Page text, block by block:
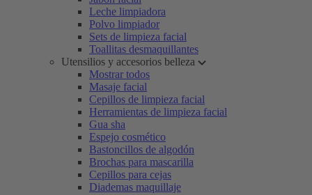
Leche limpiadora
Polvo limpiador
Sets de limpieza facial
Toallitas desmaquillantes
Utensilios y accesorios belleza
Mostrar todos
Masaje facial
Cepillos de limpieza facial
Herramientas de limpieza facial
Gua sha
Espejo cosmético
Bastoncillos de algodón
Brochas para mascarilla
Cepillos para cejas
Diademas maquillaje